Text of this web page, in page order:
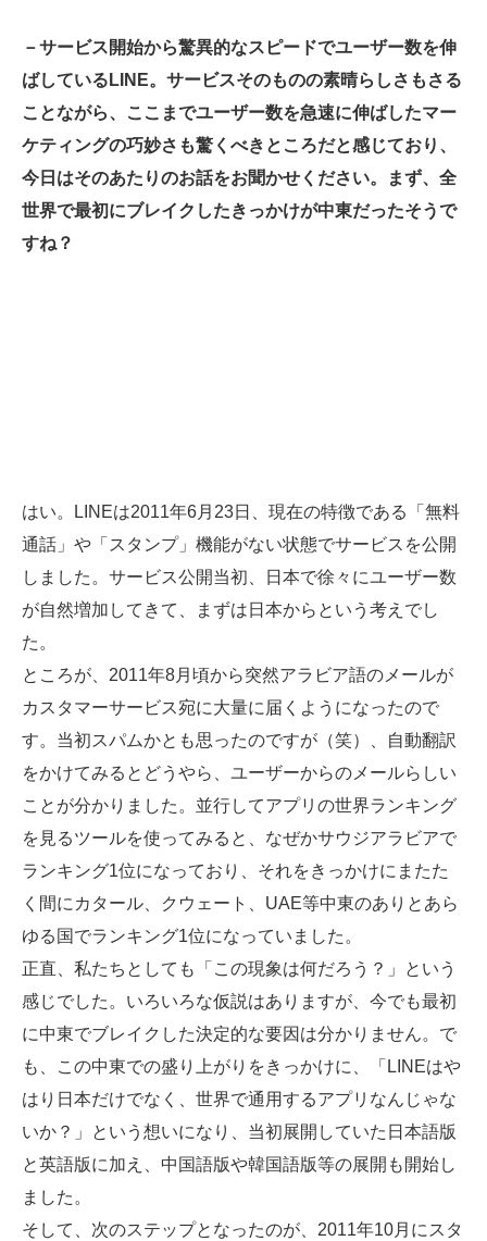
－サービス開始から驚異的なスピードでユーザー数を伸
ばしているLINE。サービスそのものの素晴らしさもさる
ことながら、ここまでユーザー数を急速に伸ばしたマー
ケティングの巧妙さも驚くべきところだと感じており、
今日はそのあたりのお話をお聞かせください。まず、全
世界で最初にブレイクしたきっかけが中東だったそうで
すね？
はい。LINEは2011年6月23日、現在の特徴である「無料
通話」や「スタンプ」機能がない状態でサービスを公開
しました。サービス公開当初、日本で徐々にユーザー数
が自然増加してきて、まずは日本からという考えでし
た。
ところが、2011年8月頃から突然アラビア語のメールが
カスタマーサービス宛に大量に届くようになったので
す。当初スパムかとも思ったのですが（笑）、自動翻訳
をかけてみるとどうやら、ユーザーからのメールらしい
ことが分かりました。並行してアプリの世界ランキング
を見るツールを使ってみると、なぜかサウジアラビアで
ランキング1位になっており、それをきっかけにまたた
く間にカタール、クウェート、UAE等中東のありとあら
ゆる国でランキング1位になっていました。
正直、私たちとしても「この現象は何だろう？」という
感じでした。いろいろな仮説はありますが、今でも最初
に中東でブレイクした決定的な要因は分かりません。で
も、この中東での盛り上がりをきっかけに、「LINEはや
はり日本だけでなく、世界で通用するアプリなんじゃな
いか？」という想いになり、当初展開していた日本語版
と英語版に加え、中国語版や韓国語版等の展開も開始し
ました。
そして、次のステップとなったのが、2011年10月にスタ